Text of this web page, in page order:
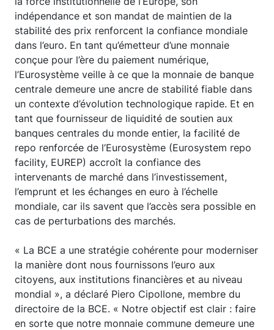
indépendance et son mandat de maintien de la
stabilité des prix renforcent la confiance mondiale
dans l’euro. En tant qu’émetteur d’une monnaie
conçue pour l’ère du paiement numérique,
l’Eurosystème veille à ce que la monnaie de banque
centrale demeure une ancre de stabilité fiable dans
un contexte d’évolution technologique rapide. Et en
tant que fournisseur de liquidité de soutien aux
banques centrales du monde entier, la facilité de
repo renforcée de l’Eurosystème (Eurosystem repo
facility, EUREP) accroît la confiance des
intervenants de marché dans l’investissement,
l’emprunt et les échanges en euro à l’échelle
mondiale, car ils savent que l’accès sera possible en
cas de perturbations des marchés.
« La BCE a une stratégie cohérente pour moderniser
la manière dont nous fournissons l’euro aux
citoyens, aux institutions financières et au niveau
mondial », a déclaré Piero Cipollone, membre du
directoire de la BCE. « Notre objectif est clair : faire
en sorte que notre monnaie commune demeure une